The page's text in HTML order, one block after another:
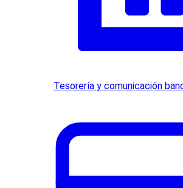
Tesorería y comunicación